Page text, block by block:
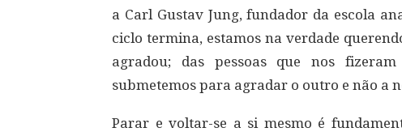
a Carl Gustav Jung, fundador da escola
ciclo termina, estamos na verdade
agradou; das pessoas que nos
submetemos para agradar o outro e não a
Parar e voltar-se a si mesmo é